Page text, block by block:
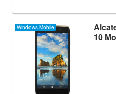
Windows Mobile
10